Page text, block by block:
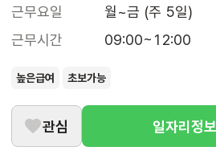
근무요일
월~금 (주 5일)
근무시간
09:00~12:00
높은급여 초보가능
관심 일자리정